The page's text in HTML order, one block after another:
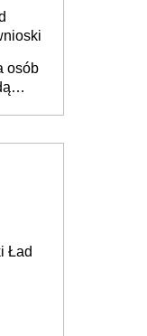
osób
Ład